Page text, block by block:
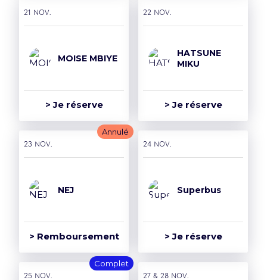
21 nov.
MOISE MBIYE
> Je réserve
22 nov.
HATSUNE
MIKU
> Je réserve
Annulé
23 nov.
NEJ
> Remboursement
24 nov.
Superbus
> Je réserve
Complet
25 nov. 27 & 28 nov.